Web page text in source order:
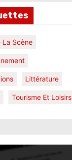
La Scène
Littérature
Tourisme Et Loisirs